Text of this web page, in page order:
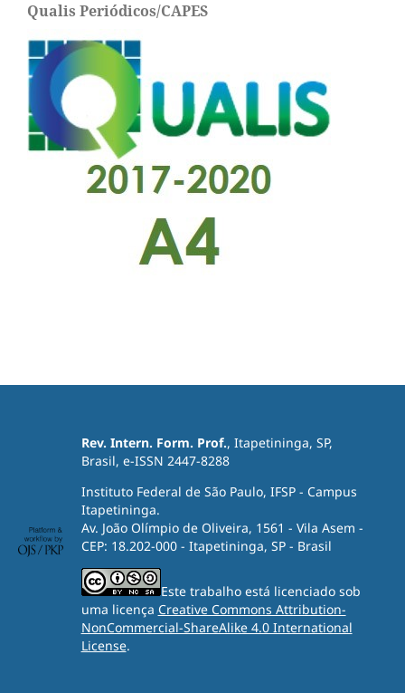
Qualis Periódicos/CAPES
Rev. Intern. Form. Prof., Itapetininga, SP,
Brasil, e-ISSN 2447-8288
Instituto Federal de São Paulo, IFSP - Campus
Itapetininga.
Av. João Olímpio de Oliveira, 1561 - Vila Asem -
CEP: 18.202-000 - Itapetininga, SP - Brasil
Este trabalho está licenciado sob
uma licença Creative Commons Attribution-
NonCommercial-ShareAlike 4.0 International
License.